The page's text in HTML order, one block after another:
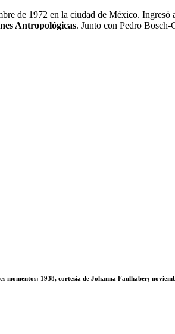
de 1972 en la ciudad de México.
Antropológicas. Junto con Pedro Bosch-
momentos: 1938, cortesía de Johanna Faulhaber;